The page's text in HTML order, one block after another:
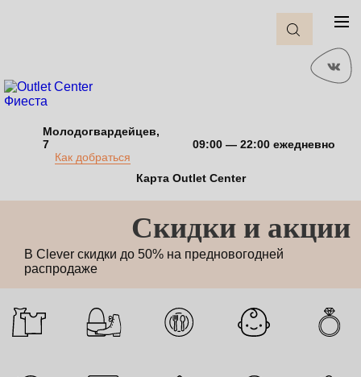
Молодогвардейцев,
7
Как добраться
09:00 — 22:00 ежедневно
Карта Outlet Center
Cкидки и акции
В Clever скидки до 50% на предновогодней
распродаже